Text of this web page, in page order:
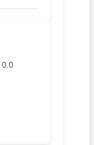
0.0